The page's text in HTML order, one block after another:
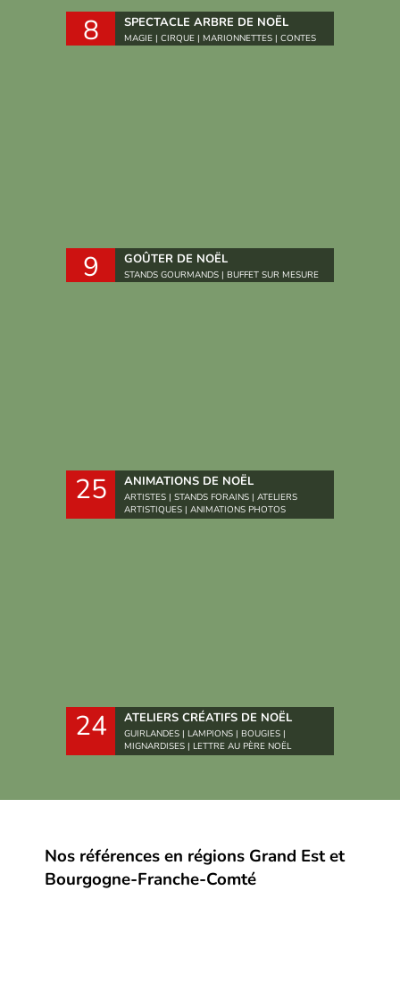
8 SPECTACLE ARBRE DE NOËL
MAGIE | CIRQUE | MARIONNETTES | CONTES
9 GOÛTER DE NOËL
STANDS GOURMANDS | BUFFET SUR MESURE
25 ANIMATIONS DE NOËL
ARTISTES | STANDS FORAINS | ATELIERS
ARTISTIQUES | ANIMATIONS PHOTOS
24 ATELIERS CRÉATIFS DE NOËL
GUIRLANDES | LAMPIONS | BOUGIES |
MIGNARDISES | LETTRE AU PÈRE NOËL
Nos références en régions Grand Est et
Bourgogne-Franche-Comté